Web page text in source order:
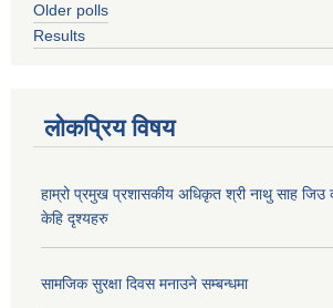
Older polls
Results
लोकप्रिय विषय
हाम्रो प्रमुख प्रशासकीय अधिकृत श्री नाथु साह जिउ
केहि दृश्यहरु
सामजिक सुरक्षा दिवस मनाउने सम्बन्धमा